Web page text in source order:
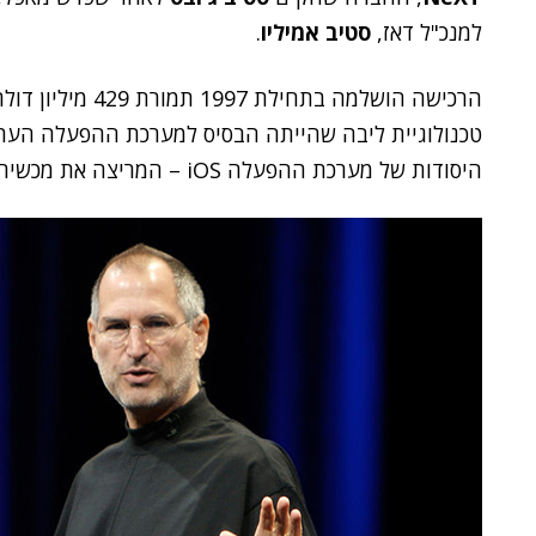
למנכ"ל דאז, סטיב אמיליו.
היסודות של מערכת ההפעלה iOS – המריצה את מכשירי ה-iPhone, ה-iPad וה-iPod.